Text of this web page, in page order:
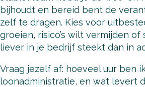
bijhoudt en bereid bent de
zelf te dragen. Kies voor
groeien, risico’s wilt vermijden
liever in je bedrijf steekt dan in
Vraag jezelf af: hoeveel uur ben
loonadministratie, en wat levert